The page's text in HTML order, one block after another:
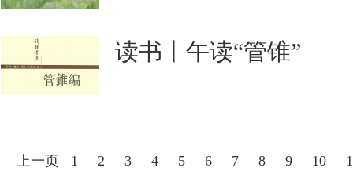
读书丨午读“管锥”
上一页 1 2 3 4 5 6 7 8 9 10